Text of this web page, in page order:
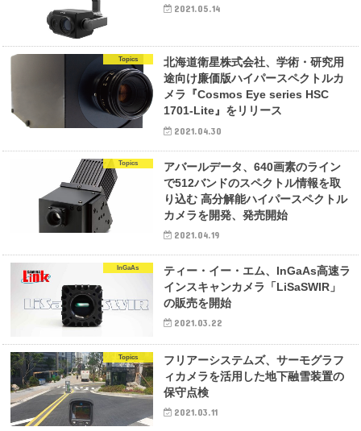
2021.05.14
Topics
北海道衛星株式会社、学術・研究用
途向け廉価版ハイパースペクトルカ
メラ『Cosmos Eye series HSC
1701-Lite』をリリース
2021.04.30
Topics
アバールデータ、640画素のライン
で512バンドのスペクトル情報を取
り込む 高分解能ハイパースペクトル
カメラを開発、発売開始
2021.04.19
InGaAs
ティー・イー・エム、InGaAs高速ラ
インスキャンカメラ「LiSaSWIR」
の販売を開始
2021.03.22
Topics
フリアーシステムズ、サーモグラフ
ィカメラを活用した地下融雪装置の
保守点検
2021.03.11